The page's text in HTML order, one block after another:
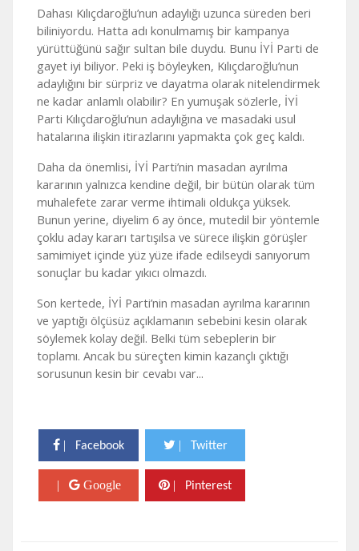
Dahası Kılıçdaroğlu’nun adaylığı uzunca süreden beri
biliniyordu. Hatta adı konulmamış bir kampanya
yürüttüğünü sağır sultan bile duydu. Bunu İYİ Parti de
gayet iyi biliyor. Peki iş böyleyken, Kılıçdaroğlu’nun
adaylığını bir sürpriz ve dayatma olarak nitelendirmek
ne kadar anlamlı olabilir? En yumuşak sözlerle, İYİ
Parti Kılıçdaroğlu’nun adaylığına ve masadaki usul
hatalarına ilişkin itirazlarını yapmakta çok geç kaldı.
Daha da önemlisi, İYİ Parti’nin masadan ayrılma
kararının yalnızca kendine değil, bir bütün olarak tüm
muhalefete zarar verme ihtimali oldukça yüksek.
Bunun yerine, diyelim 6 ay önce, mutedil bir yöntemle
çoklu aday kararı tartışılsa ve sürece ilişkin görüşler
samimiyet içinde yüz yüze ifade edilseydi sanıyorum
sonuçlar bu kadar yıkıcı olmazdı.
Son kertede, İYİ Parti’nin masadan ayrılma kararının
ve yaptığı ölçüsüz açıklamanın sebebini kesin olarak
söylemek kolay değil. Belki tüm sebeplerin bir
toplamı. Ancak bu süreçten kimin kazançlı çıktığı
sorusunun kesin bir cevabı var...
| Facebook | Twitter
| Google | Pinterest